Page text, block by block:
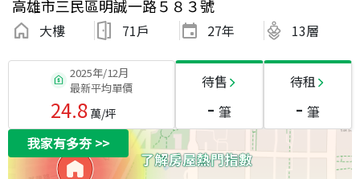
高雄市三民區明誠一路５８３號
大樓 71戶 27年 13層
2025年/12月
最新平均單價
24.8萬/坪
待售
- 筆
待租
- 筆
我家有多夯>>